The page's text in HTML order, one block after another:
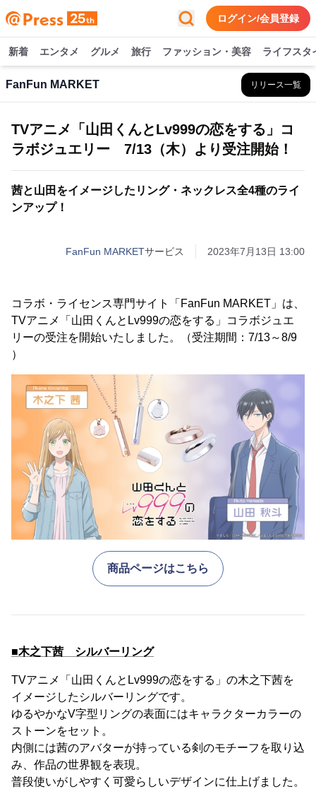
ログイン/会員登録
新着 エンタメ グルメ 旅行 ファッション・美容 ライフスタ
FanFun MARKET リリース一覧
TVアニメ「山田くんとLv999の恋をする」コ
ラボジュエリー 7/13（木）より受注開始！
茜と山田をイメージしたリング・ネックレス全4種のライ
ンアップ！
FanFun MARKETサービス 2023年7月13日 13:00
コラボ・ライセンス専門サイト「FanFun MARKET」は、
TVアニメ「山田くんとLv999の恋をする」コラボジュエ
リーの受注を開始いたしました。（受注期間：7/13～8/9
）
商品ページはこちら
■木之下茜 シルバーリング
TVアニメ「山田くんとLv999の恋をする」の木之下茜を
イメージしたシルバーリングです。
ゆるやかなV字型リングの表面にはキャラクターカラーの
ストーンをセット。
内側には茜のアバターが持っている剣のモチーフを取り込
み、作品の世界観を表現。
普段使いがしやすく可愛らしいデザインに仕上げました。